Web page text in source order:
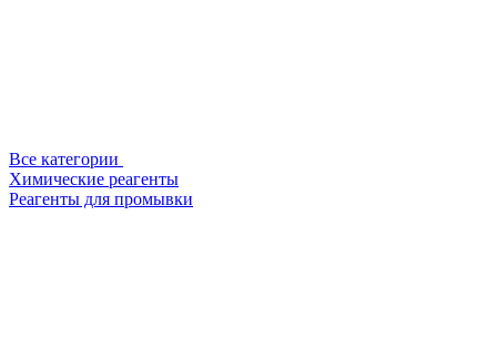
Все категории
Химические реагенты
Реагенты для промывки